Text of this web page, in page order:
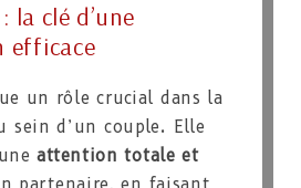
la clé d’une
efficace
un rôle crucial dans la
sein d’un couple. Elle
attention totale et